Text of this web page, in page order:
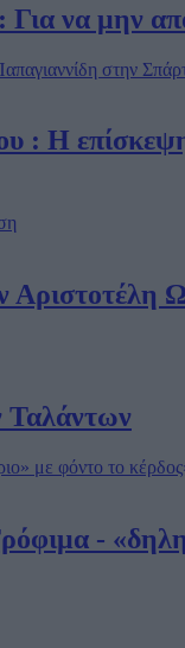
να μην
: Η
Αριστοτέλη
Ταλάντων
-